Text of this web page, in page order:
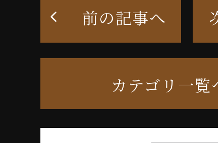
前の記事へ
カテゴリ一覧